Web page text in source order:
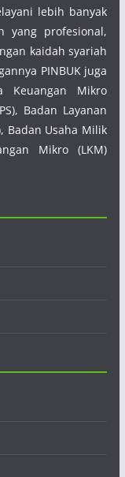
lebih banyak
yang profesional,
kaidah syariah
PINBUK juga
Keuangan Mikro
Badan Layanan
Badan Usaha Milik
Mikro (LKM)